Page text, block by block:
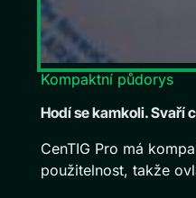
Kompaktní půdorys
Hodí se kamkoli. Svaří
CenTIG Pro má
použitelnost, takže